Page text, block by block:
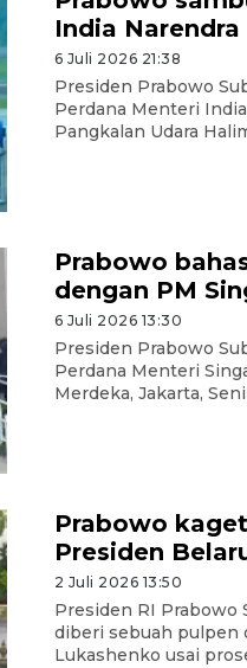
India
6 Juli 2026 21:38
Presiden Prabowo
Perdana Menteri
Pangkalan Udara
Prabowo
dengan PM
6 Juli 2026 13:30
Presiden Prabowo
Perdana Menteri
Merdeka, Jakarta,
Prabowo
Presiden
2 Juli 2026 13:50
Presiden RI Prabowo
diberi sebuah pulpen
Lukashenko usai